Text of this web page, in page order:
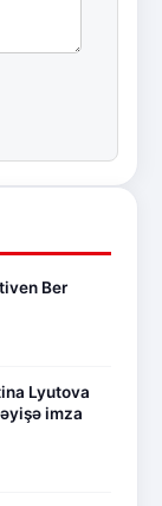
Ber
Lyutova
imza